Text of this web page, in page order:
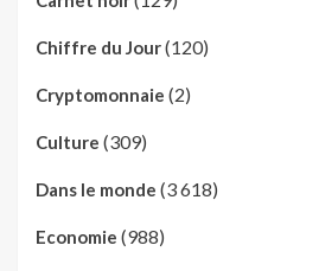
Chiffre du Jour(120)
Cryptomonnaie (2)
Culture (309)
Dans le monde (3 618)
Economie (988)